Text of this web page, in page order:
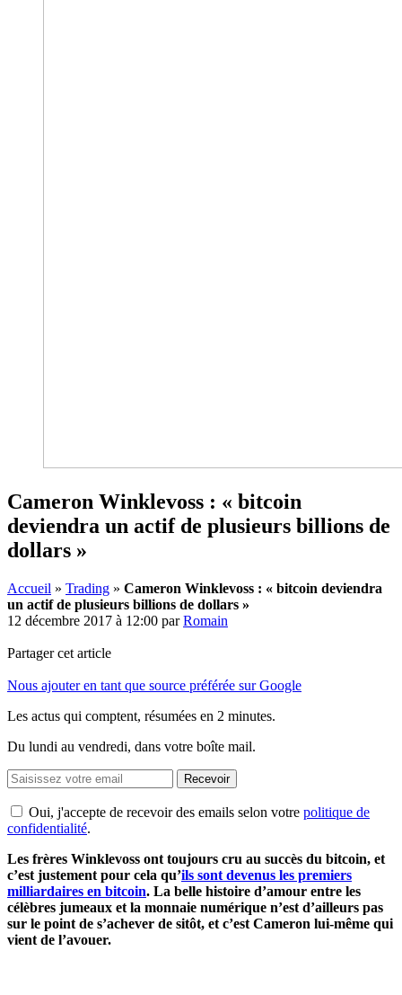
Cameron Winklevoss : « bitcoin
deviendra un actif de plusieurs billions de
dollars »
Accueil » Trading » Cameron Winklevoss : « bitcoin deviendra
un actif de plusieurs billions de dollars »
12 décembre 2017 à 12:00 parRomain
Partager cet article
Nous ajouter en tant que source préférée sur Google
Les actus qui comptent, résumées en 2 minutes.
Du lundi au vendredi, dans votre boîte mail.
Recevoir
Oui, j'accepte de recevoir des emails selon votre politique de
confidentialité.
Les frères Winklevoss ont toujours cru au succès du bitcoin, et
c’est justement pour cela qu’ils sont devenus les premiers
milliardaires en bitcoin. La belle histoire d’amour entre les
célèbres jumeaux et la monnaie numérique n’est d’ailleurs pas
sur le point de s’achever de sitôt, et c’est Cameron lui-même qui
vient de l’avouer.